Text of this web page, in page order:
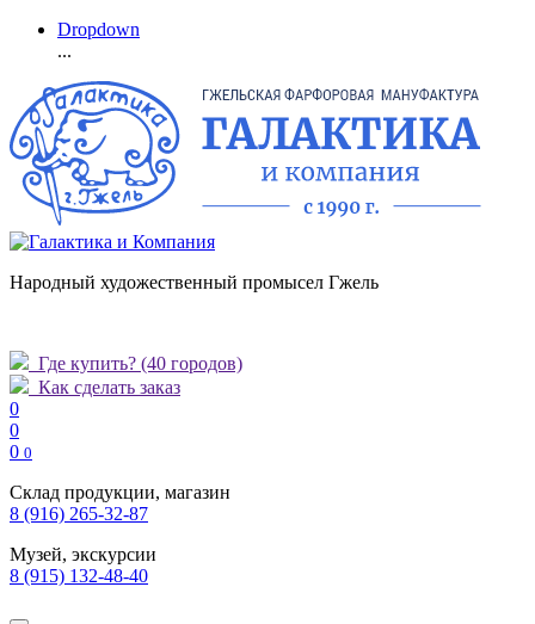
Dropdown
...
Народный художественный промысел Гжель
Где купить? (40 городов)
Как сделать заказ
0
0
0 0
Склад продукции, магазин
8 (916) 265-32-87
Музей, экскурсии
8 (915) 132-48-40